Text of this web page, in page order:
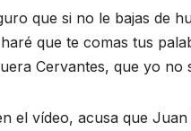
que si no le bajas de
que te comas tus
Cervantes, que yo
el vídeo, acusa que